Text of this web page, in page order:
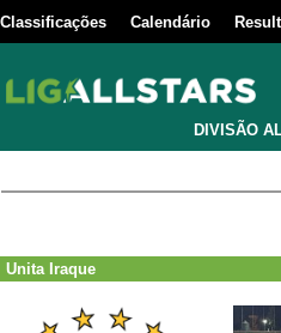
Classificações Calendário
DIVISÃO
Unita Iraque